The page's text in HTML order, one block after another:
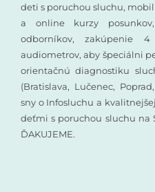
deti s poruchou sluchu,
a online kurzy
odborníkov, zakúpenie 4
audiometrov, aby špeciálni
orientačnú diagnostiku
(Bratislava, Lučenec,
sny o Infosluchu a
deťmi s poruchou sluchu na
ĎAKUJEME.